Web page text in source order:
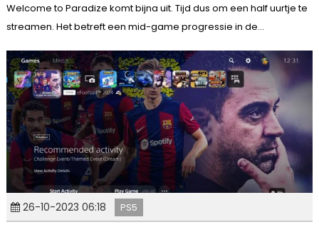
Welcome to Paradize komt bijna uit. Tijd dus om een half uurtje te
streamen. Het betreft een mid-game progressie in de...
26-10-2023 06:18 PS5